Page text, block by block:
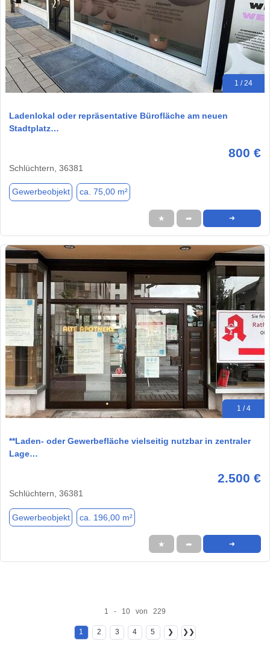
1 / 24
Ladenlokal oder repräsentative Bürofläche am neuen
Stadtplatz…
800 €
Schlüchtern, 36381
Gewerbeobjekt ca. 75,00 m²
★ ➦ ➜
1 / 4
**Laden- oder Gewerbefläche vielseitig nutzbar in zentraler
Lage…
2.500 €
Schlüchtern, 36381
Gewerbeobjekt ca. 196,00 m²
★ ➦ ➜
1 - 10 von 229
1 2 3 4 5 ❯ ❯❯